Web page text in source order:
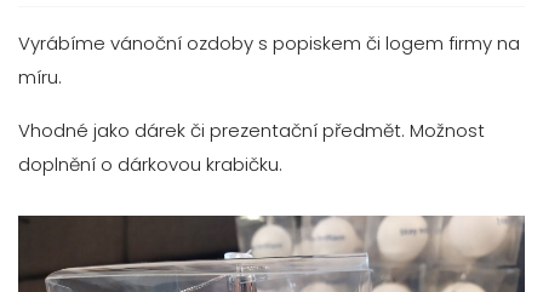
Vyrábíme vánoční ozdoby s popiskem či logem firmy na
míru.
Vhodné jako dárek či prezentační předmět. Možnost
doplnění o dárkovou krabičku.